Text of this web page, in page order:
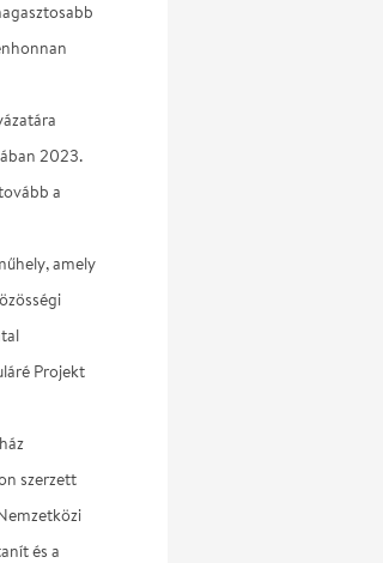
2023.
a
amely
Projekt
szerzett
és a